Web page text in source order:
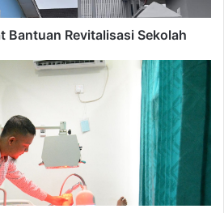
Bantuan Revitalisasi Sekolah